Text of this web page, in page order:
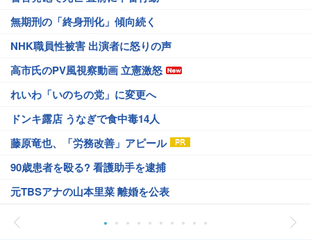
無期刑の「終身刑化」傾向続く
NHK職員性被害 出演者に怒りの声
高市氏のPV風視察動画 立憲激怒
れいわ「いのちの党」に変更へ
ドンキ露店 うなぎで食中毒14人
藤原竜也、「労務改善」アピール
90歳患者を殴る? 看護助手を逮捕
元TBSアナの山本里菜 離婚を公表